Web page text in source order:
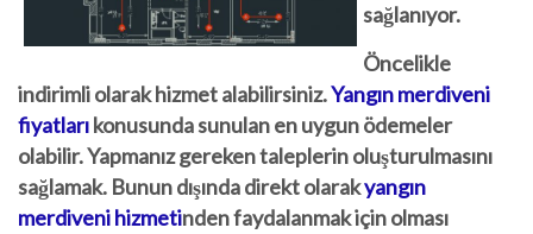
sağlanıyor.
Öncelikle
indirimli olarak hizmet alabilirsiniz.Yangın merdiveni
fiyatlarıkonusunda sunulan en uygun ödemeler
olabilir. Yapmanız gereken taleplerin oluşturulmasını
sağlamak. Bunun dışında direkt olarakyangın
merdiveni hizmetinden faydalanmak için olması